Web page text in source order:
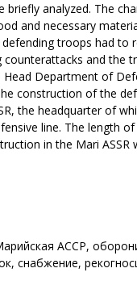
briefly analyzed. The
and necessary
troops had to
counterattacks and
Department of
construction of the
the headquarter of
line. The length
in the Mari
АССР,
снабжение,